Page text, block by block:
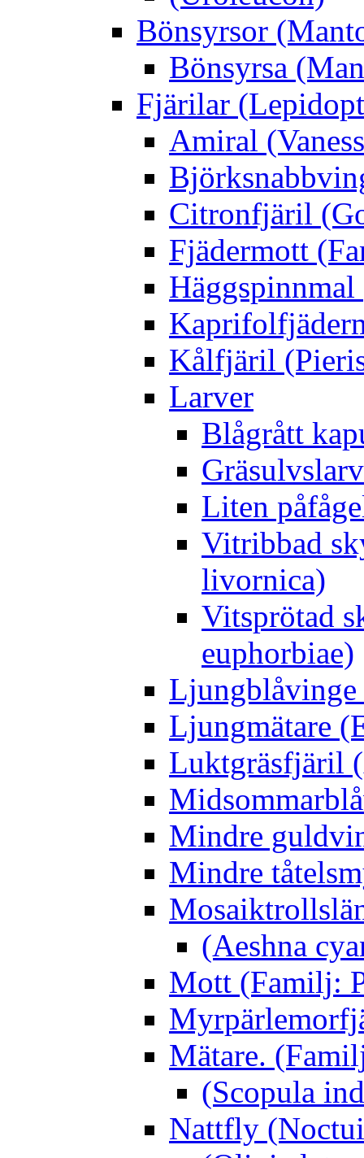
Bönsyrsor
Bönsyrsa
Fjärilar
Amiral
Citronfjäril
Fjädermott
Kålfjäril
Larver
Blågrått
Liten
Vitribbad
livornica)
Vitsprötad
euphorbiae)
Ljungblåvinge
Ljungmätare
Luktgräsfjäril
Mindre
Mindre
(Aeshna
Mott (Familj:
Mätare.
(Scopula
Nattfly